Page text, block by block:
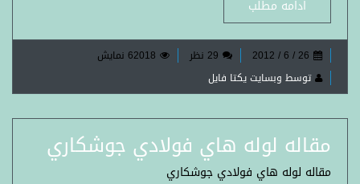
ادامه مطلب
26 / 6 / 2012 29 نظر
62018 نمایش
توسط وبسایت یکتا فایل
مقاله لوله هاي فولادي جوشكاري
مقاله لوله هاي فولادي جوشكاري